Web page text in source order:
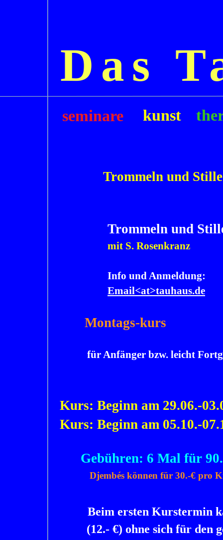
seminare kunst the
Das
Trommeln und Stille
Trommeln und
mit S. Rosenkranz
Info und Anmeldung:
Email<at>tauhaus.de
Montags-kurs
für Anfänger bzw. leicht
Kurs: Beginn am 29.06.-
Kurs: Beginn am 05.10.-
Gebühren: 6 Mal für
Djembés können für 30.-€ pro
Beim ersten Kurstermin
(12.- €) ohne sich für